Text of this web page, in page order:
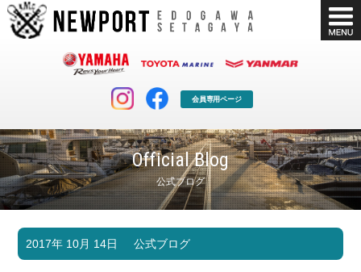
会員専用ページ
Official Blog
公式ブログ
マリンクラブ
マリンライフを堪能したい！
ボート販売
2017年 10月 14日 公式ブログ